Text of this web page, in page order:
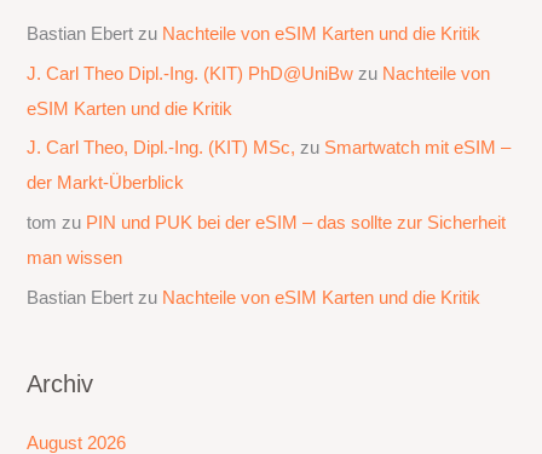
Bastian Ebert zu Nachteile von eSIM Karten und die Kritik
J. Carl Theo Dipl.-Ing. (KIT) PhD@UniBw zu Nachteile von
eSIM Karten und die Kritik
J. Carl Theo, Dipl.-Ing. (KIT) MSc, zu Smartwatch mit eSIM –
der Markt-Überblick
tom zu PIN und PUK bei der eSIM – das sollte zur Sicherheit
man wissen
Bastian Ebert zu Nachteile von eSIM Karten und die Kritik
Archiv
August 2026